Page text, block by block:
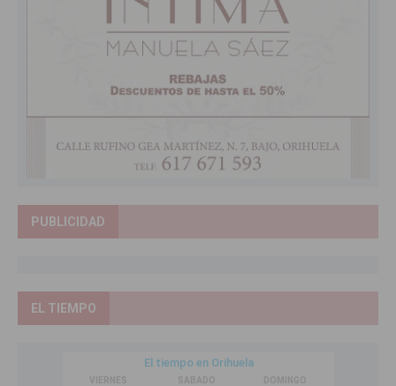
PUBLICIDAD
EL TIEMPO